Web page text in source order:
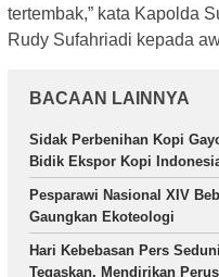
tertembak,” kata Kapolda
Rudy Sufahriadi kepada
BACAAN LAINNYA
Sidak Perbenihan Kopi
Bidik Ekspor Kopi
Pesparawi Nasional XIV
Gaungkan Ekoteologi
Hari Kebebasan Pers
Tegaskan, Mendirikan